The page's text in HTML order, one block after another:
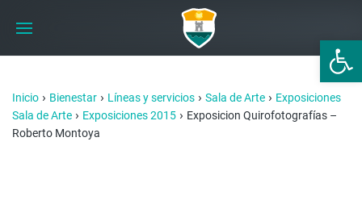
Abrir
Inicio › Bienestar › Líneas y servicios › Sala de Arte › Exposiciones
Sala de Arte › Exposiciones 2015 › Exposicion Quirofotografías –
Roberto Montoya